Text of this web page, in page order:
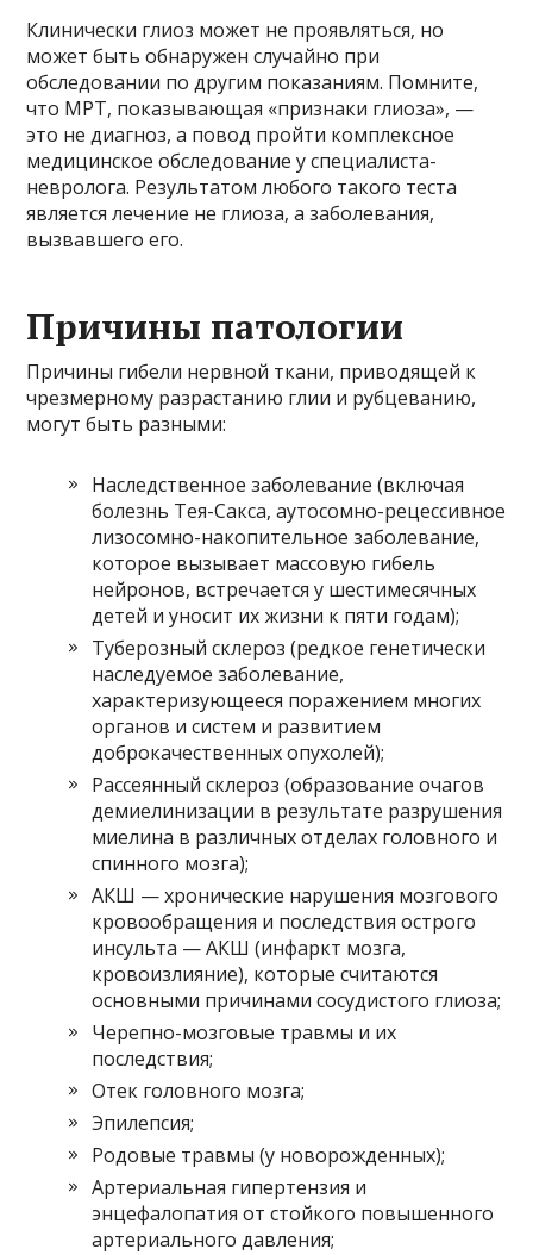
Клинически глиоз может не проявляться, но
может быть обнаружен случайно при
обследовании по другим показаниям. Помните,
что МРТ, показывающая «признаки глиоза», —
это не диагноз, а повод пройти комплексное
медицинское обследование у специалиста-
невролога. Результатом любого такого теста
является лечение не глиоза, а заболевания,
вызвавшего его.
Причины патологии
Причины гибели нервной ткани, приводящей к
чрезмерному разрастанию глии и рубцеванию,
могут быть разными:
Наследственное заболевание (включая
болезнь Тея-Сакса, аутосомно-рецессивное
лизосомно-накопительное заболевание,
которое вызывает массовую гибель
нейронов, встречается у шестимесячных
детей и уносит их жизни к пяти годам);
Туберозный склероз (редкое генетически
наследуемое заболевание,
характеризующееся поражением многих
органов и систем и развитием
доброкачественных опухолей);
Рассеянный склероз (образование очагов
демиелинизации в результате разрушения
миелина в различных отделах головного и
спинного мозга);
АКШ — хронические нарушения мозгового
кровообращения и последствия острого
инсульта — АКШ (инфаркт мозга,
кровоизлияние), которые считаются
основными причинами сосудистого глиоза;
Черепно-мозговые травмы и их
последствия;
Отек головного мозга;
Эпилепсия;
Родовые травмы (у новорожденных);
Артериальная гипертензия и
энцефалопатия от стойкого повышенного
артериального давления;